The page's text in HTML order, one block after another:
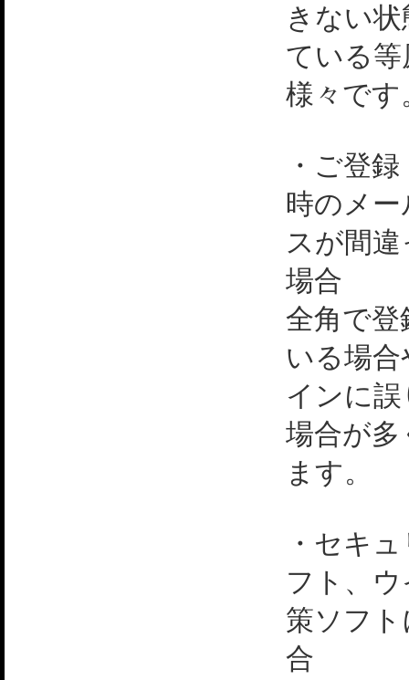
きない
ている
様々です
・ご登
時のメ
スが間
場合
全角で
いる場
インに
場合が
ます。
・セキ
フト、
策ソフ
合